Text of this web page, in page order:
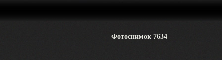
Фотоснимок 7634